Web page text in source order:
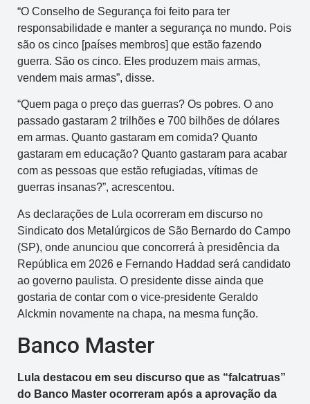
“O Conselho de Segurança foi feito para ter
responsabilidade e manter a segurança no mundo. Pois
são os cinco [países membros] que estão fazendo
guerra. São os cinco. Eles produzem mais armas,
vendem mais armas”, disse.
“Quem paga o preço das guerras? Os pobres. O ano
passado gastaram 2 trilhões e 700 bilhões de dólares
em armas. Quanto gastaram em comida? Quanto
gastaram em educação? Quanto gastaram para acabar
com as pessoas que estão refugiadas, vítimas de
guerras insanas?”, acrescentou.
As declarações de Lula ocorreram em discurso no
Sindicato dos Metalúrgicos de São Bernardo do Campo
(SP), onde anunciou que concorrerá à presidência da
República em 2026 e Fernando Haddad será candidato
ao governo paulista. O presidente disse ainda que
gostaria de contar com o vice-presidente Geraldo
Alckmin novamente na chapa, na mesma função.
Banco Master
Lula destacou em seu discurso que as “falcatruas”
do Banco Master ocorreram após a aprovação da